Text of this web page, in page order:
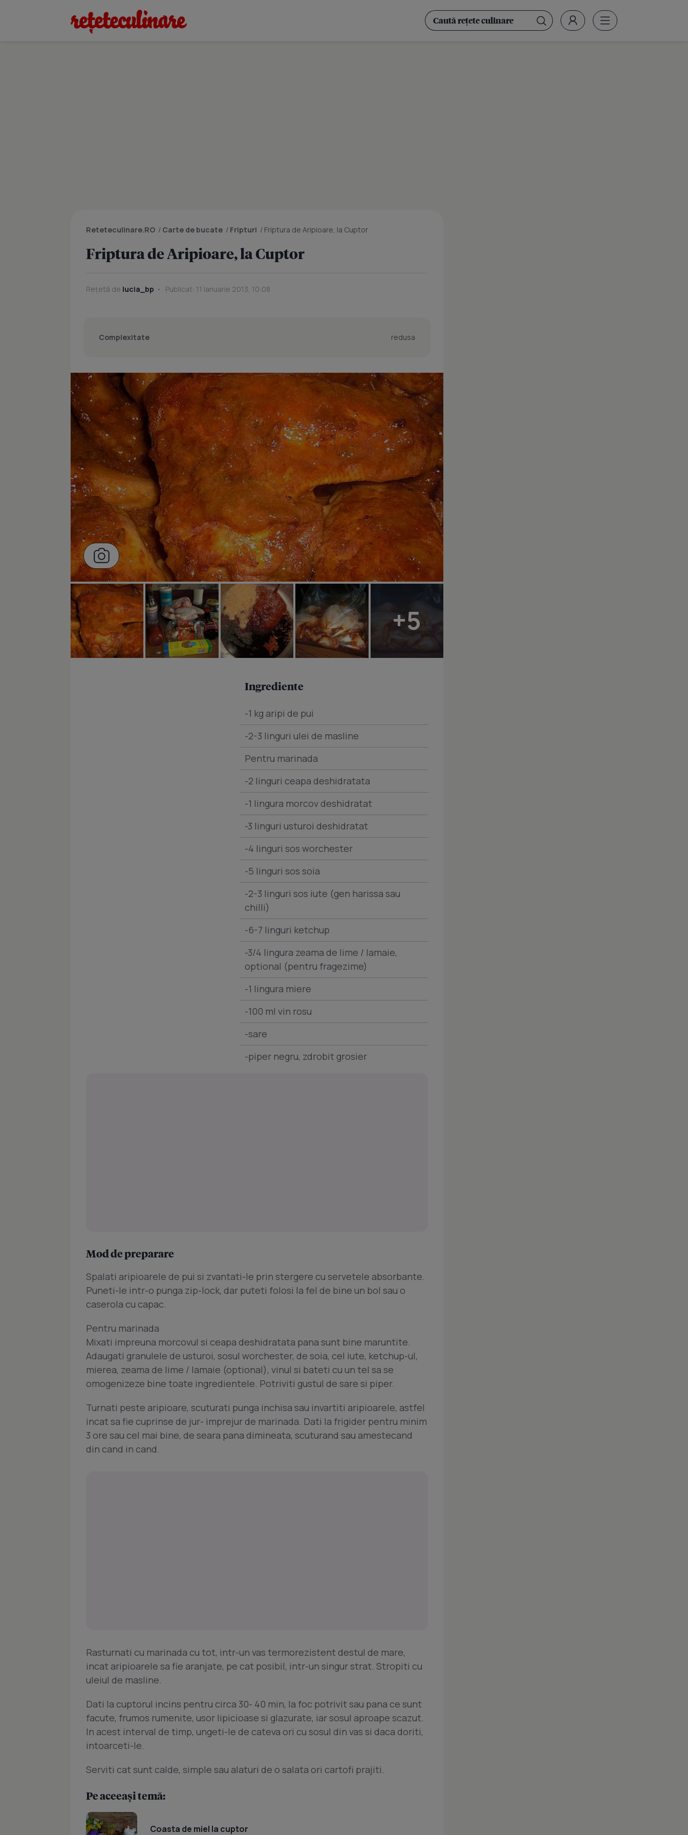
Reteteculinare.RO / Carte de bucate / Fripturi / Friptura de Aripioare, la Cuptor
Friptura de Aripioare, la Cuptor
Rețetă de lucia_bp Publicat: 11 Ianuarie 2013, 10:08
Complexitate redusa
+5
Ingrediente
-1 kg aripi de pui
-2-3 linguri ulei de masline
Pentru marinada
-2 linguri ceapa deshidratata
-1 lingura morcov deshidratat
-3 linguri usturoi deshidratat
-4 linguri sos worchester
-5 linguri sos soia
-2-3 linguri sos iute (gen harissa sau
chilli)
-6-7 linguri ketchup
-3/4 lingura zeama de lime / lamaie,
optional (pentru fragezime)
-1 lingura miere
-100 ml vin rosu
-sare
-piper negru, zdrobit grosier
Mod de preparare
Spalati aripioarele de pui si zvantati-le prin stergere cu servetele absorbante.
Puneti-le intr-o punga zip-lock, dar puteti folosi la fel de bine un bol sau o
caserola cu capac.
Pentru marinada
Mixati impreuna morcovul si ceapa deshidratata pana sunt bine maruntite.
Adaugati granulele de usturoi, sosul worchester, de soia, cel iute, ketchup-ul,
mierea, zeama de lime / lamaie (optional), vinul si bateti cu un tel sa se
omogenizeze bine toate ingredientele. Potriviti gustul de sare si piper.
Turnati peste aripioare, scuturati punga inchisa sau invartiti aripioarele, astfel
incat sa fie cuprinse de jur- imprejur de marinada. Dati la frigider pentru minim
3 ore sau cel mai bine, de seara pana dimineata, scuturand sau amestecand
din cand in cand.
Rasturnati cu marinada cu tot, intr-un vas termorezistent destul de mare,
incat aripioarele sa fie aranjate, pe cat posibil, intr-un singur strat. Stropiti cu
uleiul de masline.
Dati la cuptorul incins pentru circa 30- 40 min, la foc potrivit sau pana ce sunt
facute, frumos rumenite, usor lipicioase si glazurate, iar sosul aproape scazut.
In acest interval de timp, ungeti-le de cateva ori cu sosul din vas si daca doriti,
intoarceti-le.
Serviti cat sunt calde, simple sau alaturi de o salata ori cartofi prajiti.
Pe aceeași temă:
Coasta de miel la cuptor